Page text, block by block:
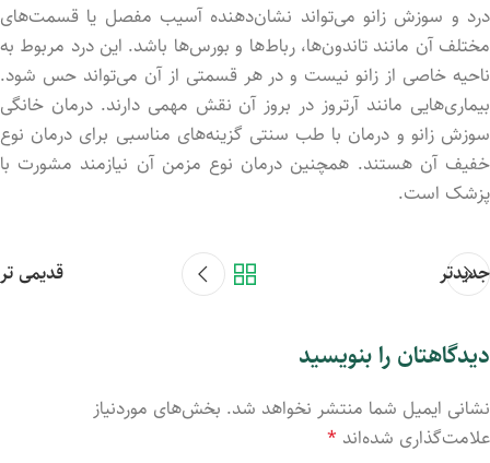
درد و سوزش زانو می‌تواند نشان‌دهنده آسیب مفصل یا قسمت‌های
مختلف آن مانند تاندون‌‌ها، رباط‌ها و بورس‌ها باشد. این درد مربوط به
ناحیه خاصی از زانو نیست و در هر قسمتی از آن می‌تواند حس شود.
بیماری‌هایی مانند آرتروز در بروز آن نقش مهمی دارند. درمان خانگی
سوزش زانو و درمان با طب سنتی گزینه‌های مناسبی برای درمان نوع
خفیف آن هستند. همچنین درمان نوع مزمن آن نیازمند مشورت با
پزشک است.
جدیدتر قدیمی تر
دیدگاهتان را بنویسید
نشانی ایمیل شما منتشر نخواهد شد. بخش‌های موردنیاز
علامت‌گذاری شده‌اند *